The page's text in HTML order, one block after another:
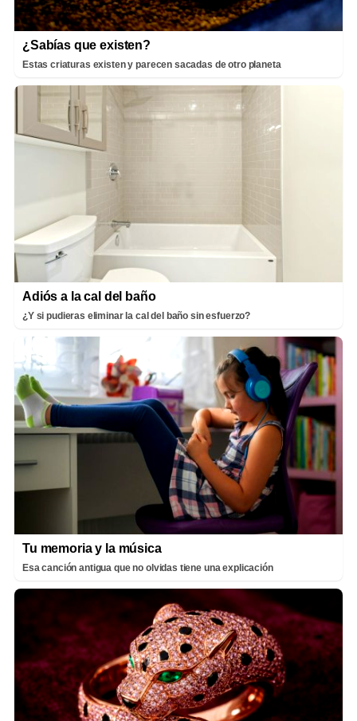
¿Sabías que existen?
Estas criaturas existen y parecen sacadas de otro planeta
Adiós a la cal del baño
¿Y si pudieras eliminar la cal del baño sin esfuerzo?
Tu memoria y la música
Esa canción antigua que no olvidas tiene una explicación